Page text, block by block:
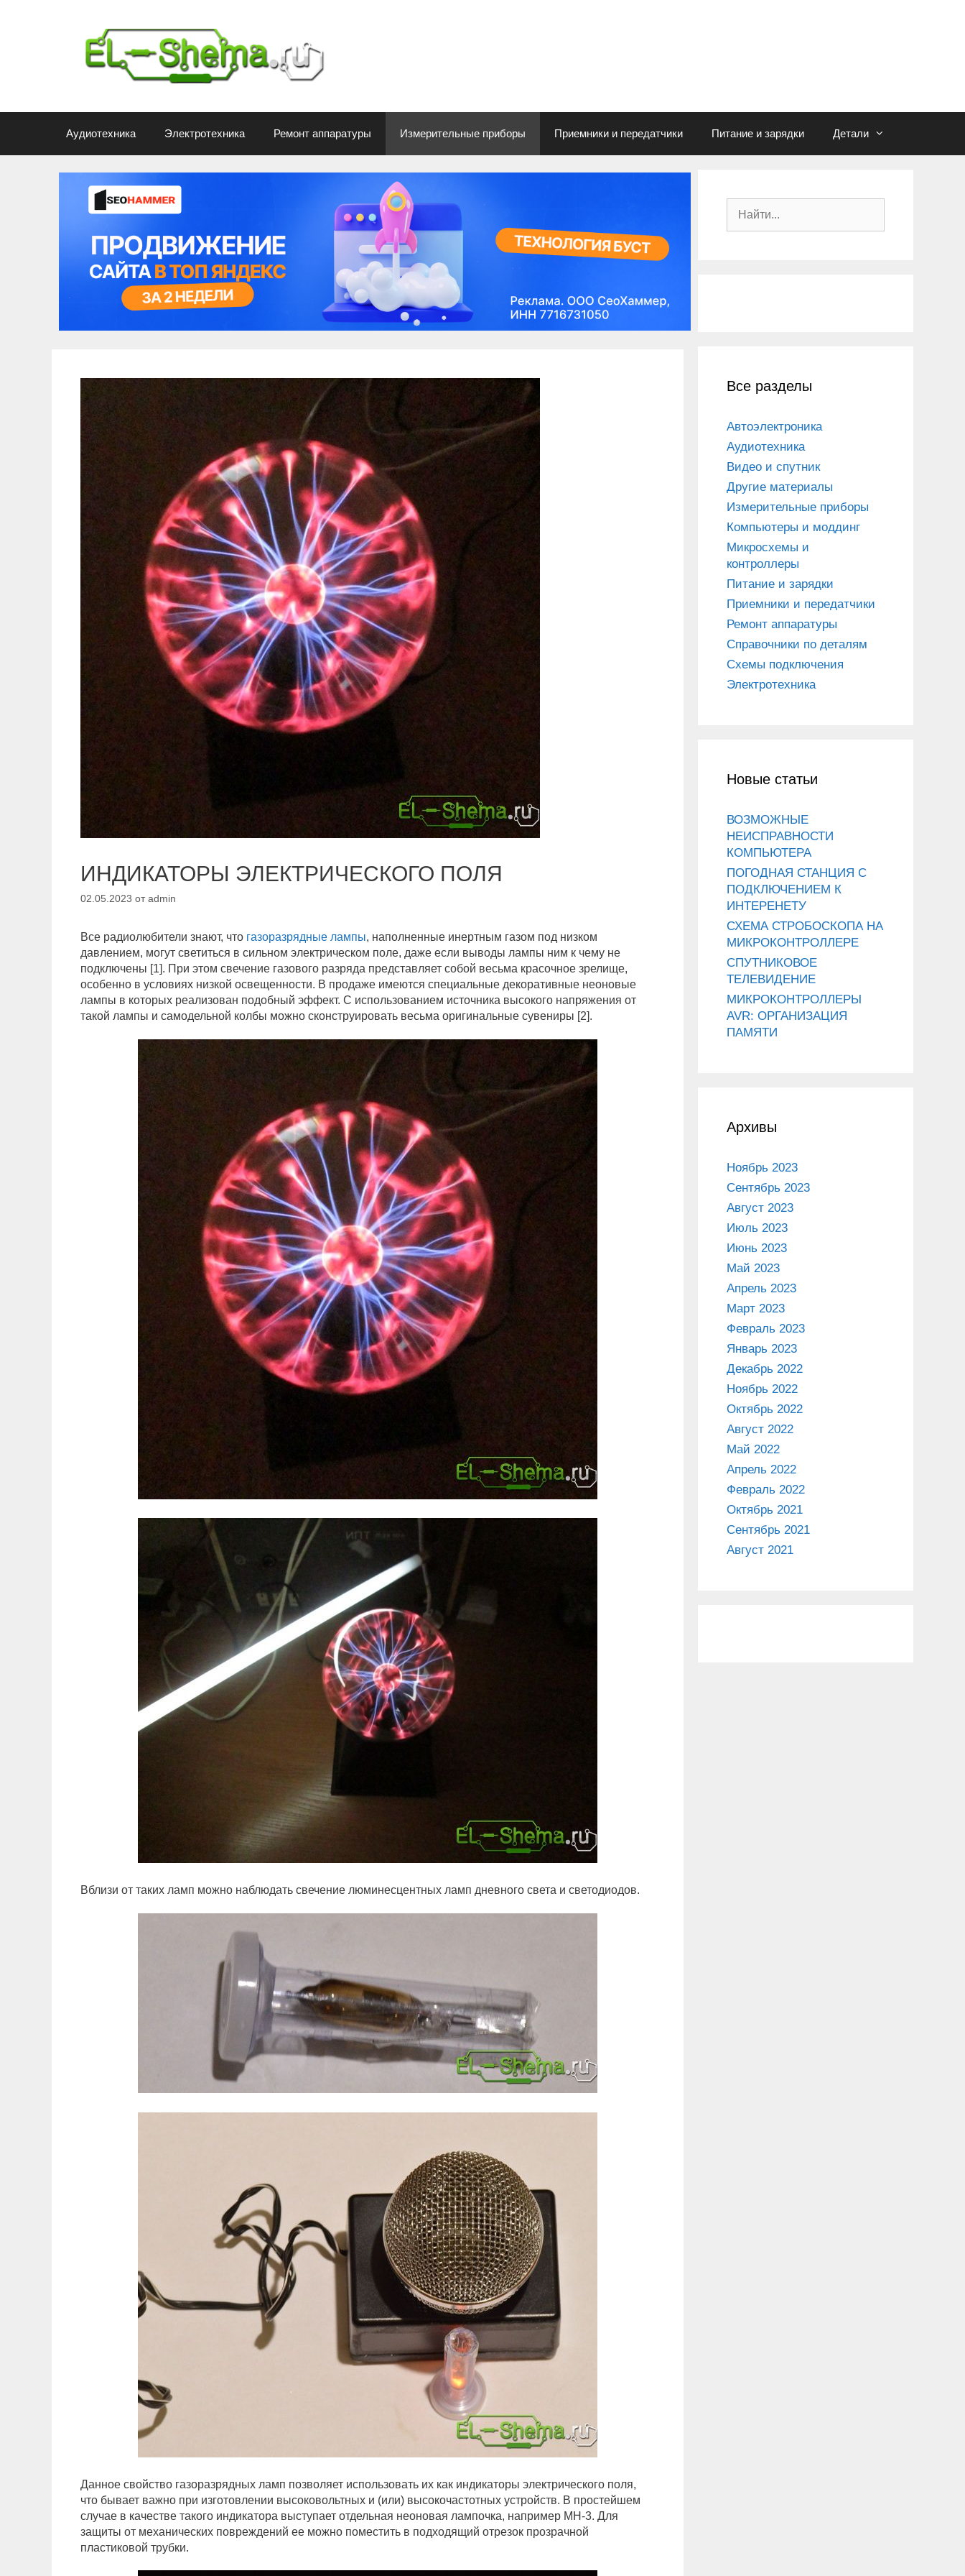
Аудиотехника Электротехника Ремонт аппаратуры Измерительные приборы Приемники и передатчики Питание и зарядки Детали
ИНДИКАТОРЫ ЭЛЕКТРИЧЕСКОГО ПОЛЯ
02.05.2023 от admin
Все радиолюбители знают, что газоразрядные лампы, наполненные инертным газом под низком
давлением, могут светиться в сильном электрическом поле, даже если выводы лампы ним к чему не
подключены [1]. При этом свечение газового разряда представляет собой весьма красочное зрелище,
особенно в условиях низкой освещенности. В продаже имеются специальные декоративные неоновые
лампы в которых реализован подобный эффект. С использованием источника высокого напряжения от
такой лампы и самодельной колбы можно сконструировать весьма оригинальные сувениры [2].
Вблизи от таких ламп можно наблюдать свечение люминесцентных ламп дневного света и светодиодов.
Данное свойство газоразрядных ламп позволяет использовать их как индикаторы электрического поля,
что бывает важно при изготовлении высоковольтных и (или) высокочастотных устройств. В простейшем
случае в качестве такого индикатора выступает отдельная неоновая лампочка, например МН-3. Для
защиты от механических повреждений ее можно поместить в подходящий отрезок прозрачной
пластиковой трубки.
Все разделы
Автоэлектроника
Аудиотехника
Видео и спутник
Другие материалы
Измерительные приборы
Компьютеры и моддинг
Микросхемы и
контроллеры
Питание и зарядки
Приемники и передатчики
Ремонт аппаратуры
Справочники по деталям
Схемы подключения
Электротехника
Новые статьи
ВОЗМОЖНЫЕ
НЕИСПРАВНОСТИ
КОМПЬЮТЕРА
ПОГОДНАЯ СТАНЦИЯ С
ПОДКЛЮЧЕНИЕМ К
ИНТЕРЕНЕТУ
СХЕМА СТРОБОСКОПА НА
МИКРОКОНТРОЛЛЕРЕ
СПУТНИКОВОЕ
ТЕЛЕВИДЕНИЕ
МИКРОКОНТРОЛЛЕРЫ
AVR: ОРГАНИЗАЦИЯ
ПАМЯТИ
Архивы
Ноябрь 2023
Сентябрь 2023
Август 2023
Июль 2023
Июнь 2023
Май 2023
Апрель 2023
Март 2023
Февраль 2023
Январь 2023
Декабрь 2022
Ноябрь 2022
Октябрь 2022
Август 2022
Май 2022
Апрель 2022
Февраль 2022
Октябрь 2021
Сентябрь 2021
Август 2021